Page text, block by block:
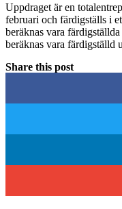
Uppdraget är en
februari och färdigställs i
beräknas vara
beräknas vara färdigställd
Share this post